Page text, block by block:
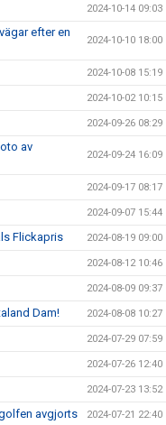
2024-10-14 09:03
efter en
2024-10-10 18:00
2024-10-08 15:19
2024-10-02 10:15
2024-09-26 08:29
av
2024-09-24 16:09
2024-09-17 08:17
2024-09-07 15:44
Flickapris 2024-08-19 09:00
2024-08-12 10:46
2024-08-09 09:37
Dam! 2024-08-08 10:27
2024-07-29 07:59
2024-07-26 12:40
2024-07-23 13:52
avgjorts 2024-07-21 22:40